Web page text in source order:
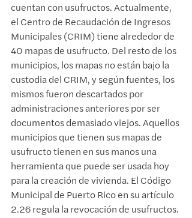
cuentan con usufructos. Actualmente,
el Centro de Recaudación de Ingresos
Municipales (CRIM) tiene alrededor de
40 mapas de usufructo. Del resto de los
municipios, los mapas no están bajo la
custodia del CRIM, y según fuentes, los
mismos fueron descartados por
administraciones anteriores por ser
documentos demasiado viejos. Aquellos
municipios que tienen sus mapas de
usufructo tienen en sus manos una
herramienta que puede ser usada hoy
para la creación de vivienda. El Código
Municipal de Puerto Rico en su artículo
2.26 regula la revocación de usufructos.